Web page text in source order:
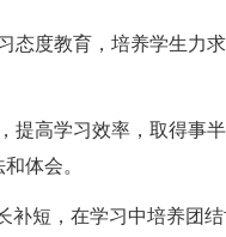
态度教育，培养学生力
提高学习效率，取得事
体会。
补短，在学习中培养团